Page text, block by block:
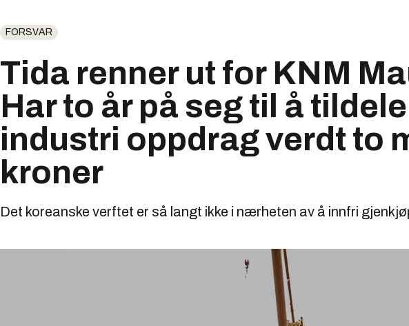
FORSVAR
Tida renner ut for KNM
Har to år på seg til å
industri oppdrag verdt to
kroner
Det koreanske verftet er så langt ikke i nærheten av å innfri